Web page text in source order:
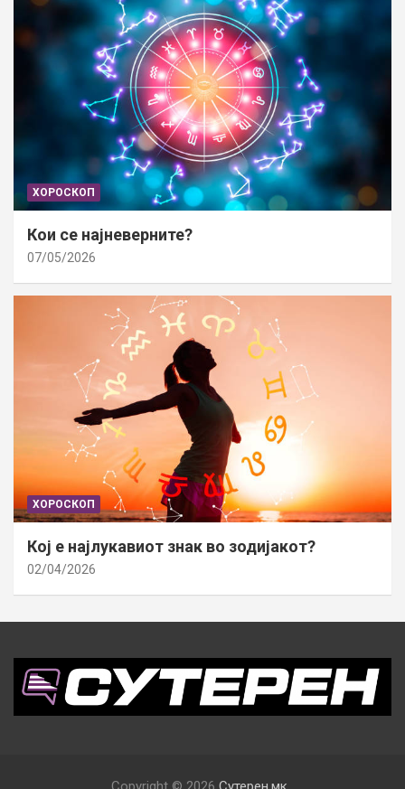
ХОРОСКОП
Кои се најневерните?
07/05/2026
ХОРОСКОП
Кој е најлукавиот знак во зодијакот?
02/04/2026